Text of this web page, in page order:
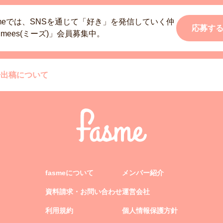
では、SNSを通じて「好き」を発信していく仲
ミーズ)」会員募集中。
応募する
稿について
fasmeについて
資料請求・お問い合わせ
利用規約
メンバー紹介
運営会社
個人情報保護方針